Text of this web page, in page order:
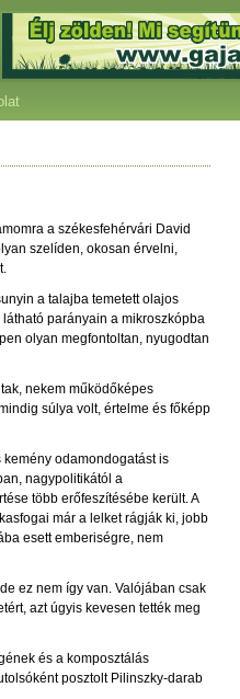
a székesfehérvári David
szelíden, okosan érvelni,
a talajba temetett olajos
parányain a mikroszkópba
olyan megfontoltan, nyugodtan
nekem működőképes
súlya volt, értelme és főképp
odamondogatást is
nagypolitikától a
több erőfeszítésébe került. A
már a lelket rágják ki, jobb
esett emberiségre, nem
ez nem így van. Valójában csak
azt úgyis kevesen tették meg
és a komposztálás
posztolt Pilinszky-darab